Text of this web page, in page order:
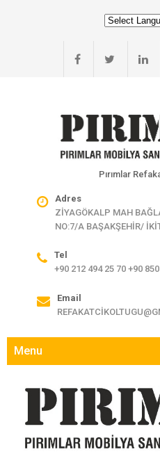
Pırımlar
Adres
ZİYAGÖKALP MAH
NO:7/A BAŞAKŞEHİR/
Tel
+90 212 494 25 70 +90
Email
Menu